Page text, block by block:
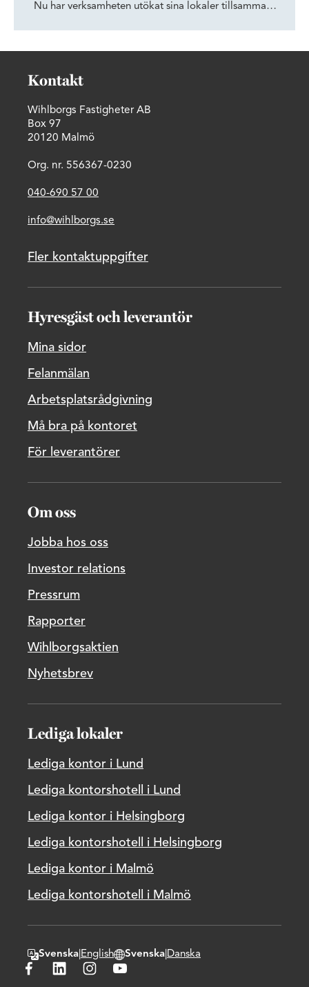
Nu har verksamheten utökat sina lokaler tillsammans
Kontakt
Wihlborgs Fastigheter AB
Box 97
20120 Malmö
Org. nr. 556367-0230
040-690 57 00
info@wihlborgs.se
Fler kontaktuppgifter
Hyresgäst och leverantör
Mina sidor
Felanmälan
Arbetsplatsrådgivning
Må bra på kontoret
För leverantörer
Om oss
Jobba hos oss
Investor relations
Pressrum
Rapporter
Wihlborgsaktien
Nyhetsbrev
Lediga lokaler
Lediga kontor i Lund
Lediga kontorshotell i Lund
Lediga kontor i Helsingborg
Lediga kontorshotell i Helsingborg
Lediga kontor i Malmö
Lediga kontorshotell i Malmö
Byt textspråk
Svenska English
Byt hemsidans domänspråk
Svenska Danska
Besök Wihlborgs på Facebook
Besök Wihlborgs på LinkedIn
Besök Wihlborgs på Instagram
Besök Wihlborgs på Youtube